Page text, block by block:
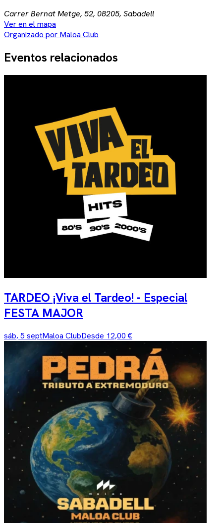
Carrer Bernat Metge, 52, 08205, Sabadell
Ver en el mapa
Organizado por Maloa Club
Eventos relacionados
TARDEO ¡Viva el Tardeo! - Especial
FESTA MAJOR
sáb, 5 septMaloa ClubDesde 12,00 €